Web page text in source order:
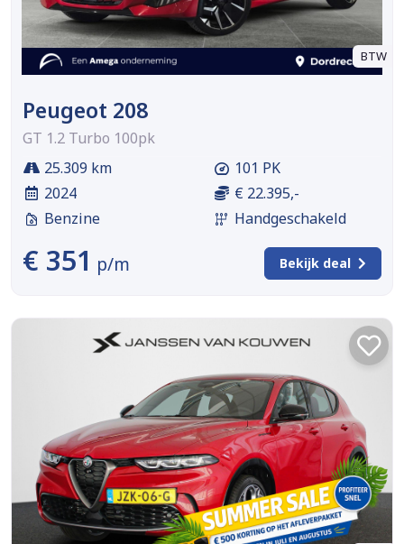
BTW
Peugeot 208
GT 1.2 Turbo 100pk
25.309 km
2024
Benzine
101 PK
€ 22.395,-
Handgeschakeld
€ 351 p/m Bekijk deal